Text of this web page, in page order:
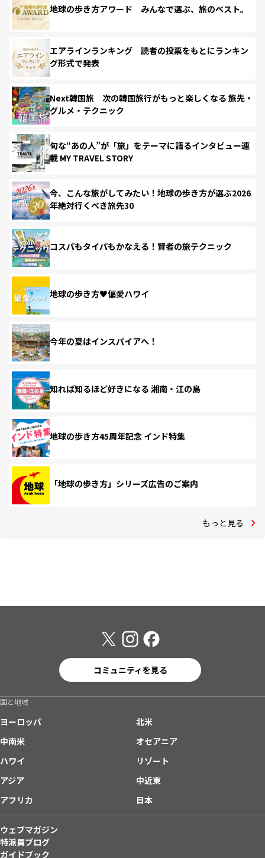
地球の歩き方アワード みんなで選ぶ、旅のベスト。
エアラインランキング 読者の投票をもとにランキン
グ形式で発表
Next韓国旅 次の韓国旅行がもっと楽しくなる 旅先・
グルメ・テクニック
旬な“あの人”が「旅」をテーマに語るインタビュー連
載 MY TRAVEL STORY
今、こんな旅がしてみたい！地球の歩き方が選ぶ2026
年絶対行くべき旅先30
コスパもタイパもかなえる！賢者の旅テクニック
地球の歩き方♥偏愛ハワイ
今年の夏はインスパイアへ！
知れば知るほど好きになる 湘南・江の島
地球の歩き方45周年記念 インド特集
「地球の歩き方」シリーズ広告のご案内
もっと見る
コミュニティを見る
国と地域
ヨーロッパ
北米
中南米
オセアニア
ハワイ
リゾート
アジア
中近東
アフリカ
日本
ウェブマガジン
特派員ブログ
ガイドブック